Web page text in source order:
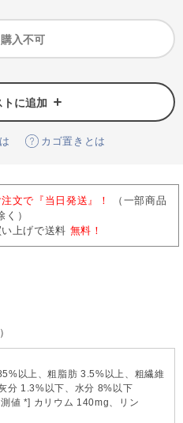
入不可
トに追加
カゴ置きとは
文で『当日発送』！
（一部商品
く）
上げで送料 無料！
以上、粗脂肪 3.5%以上、粗繊維
分 1.3%以下、水分 8%以下
値 *] カリウム 140mg、リン